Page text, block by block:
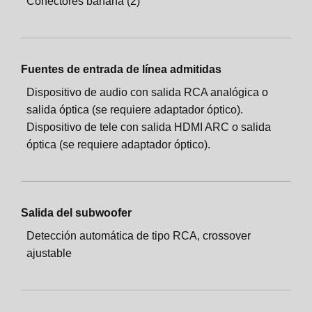
Fuentes de entrada de línea admitidas
Dispositivo de audio con salida RCA analógica o
salida óptica (se requiere adaptador óptico).
Dispositivo de tele con salida HDMI ARC o salida
óptica (se requiere adaptador óptico).
Salida del subwoofer
Detección automática de tipo RCA, crossover
ajustable